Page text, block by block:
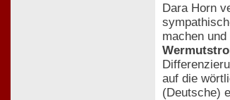
Dara Horn
machen
auf die
(Deutsche)